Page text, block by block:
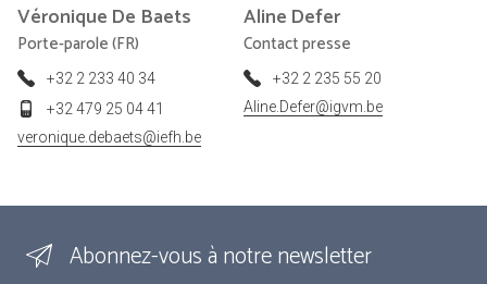
Véronique De Baets
Porte-parole (FR)
+32 2 233 40 34
+32 479 25 04 41
veronique.debaets@iefh.be
Aline Defer
Contact presse
+32 2 235 55 20
Aline.Defer@igvm.be
Abonnez-vous à notre newsletter